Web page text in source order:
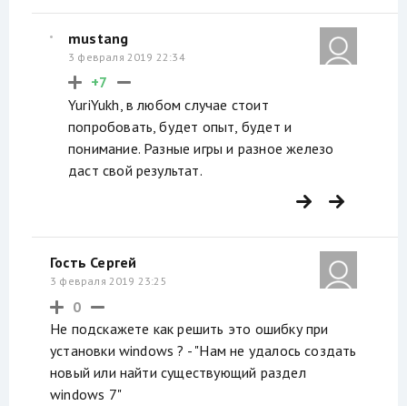
mustang
3 февраля 2019 22:34
+7
YuriYukh, в любом случае стоит
попробовать, будет опыт, будет и
понимание. Разные игры и разное железо
даст свой результат.
Гость Сергей
3 февраля 2019 23:25
0
Не подскажете как решить это ошибку при
установки windows ? - "Нам не удалось создать
новый или найти существующий раздел
windows 7"